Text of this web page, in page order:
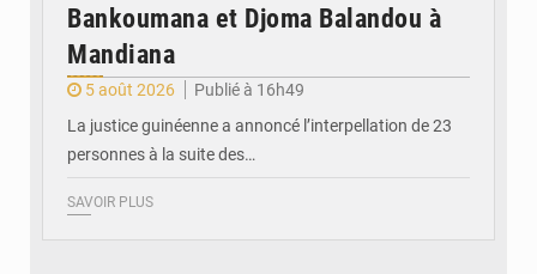
Bankoumana et Djoma Balandou à
Mandiana
5 août 2026
Publié à 16h49
La justice guinéenne a annoncé l’interpellation de 23
personnes à la suite des…
SAVOIR PLUS